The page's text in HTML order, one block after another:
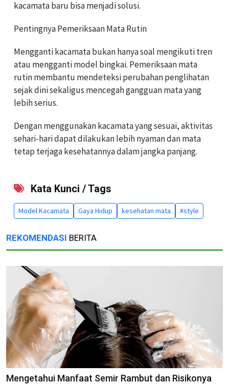
kacamata baru bisa menjadi solusi.
Pentingnya Pemeriksaan Mata Rutin
Mengganti kacamata bukan hanya soal mengikuti tren
atau mengganti model bingkai. Pemeriksaan mata
rutin membantu mendeteksi perubahan penglihatan
sejak dini sekaligus mencegah gangguan mata yang
lebih serius.
Dengan menggunakan kacamata yang sesuai, aktivitas
sehari-hari dapat dilakukan lebih nyaman dan mata
tetap terjaga kesehatannya dalam jangka panjang.
Kata Kunci / Tags
Model Kacamata Gaya Hidup kesehatan mata #style
REKOMENDASI BERITA
Mengetahui Manfaat Semir Rambut dan Risikonya